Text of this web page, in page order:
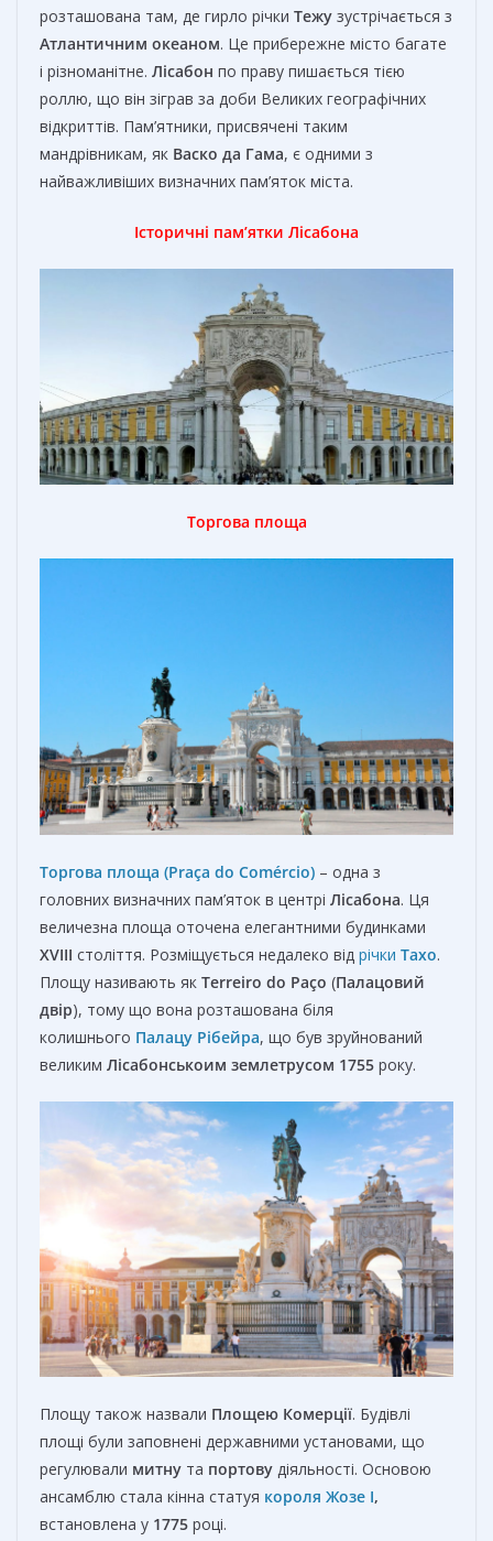
розташована там, де гирло річки Тежу зустрічається з
Атлантичним океаном. Це прибережне місто багате
і різноманітне. Лісабон по праву пишається тією
роллю, що він зіграв за доби Великих географічних
відкриттів. Пам’ятники, присвячені таким
мандрівникам, як Васко да Гама, є одними з
найважливіших визначних пам’яток міста.
Історичні пам’ятки Лісабона
Торгова площа
Торгова площа (Praça do Comércio) – одна з
головних визначних пам’яток в центрі Лісабона. Ця
величезна площа оточена елегантними будинками
XVIII століття. Розміщується недалеко від річки Тахо.
Площу називають як Terreiro do Paço (Палацовий
двір), тому що вона розташована біля
колишнього Палацу Рібейра, що був зруйнований
великим Лісабонськоим землетрусом 1755 року.
Площу також назвали Площею Комерції. Будівлі
площі були заповнені державними установами, що
регулювали митну та портову діяльності. Основою
ансамблю стала кінна статуя короля Жозе I,
встановлена у 1775 році.